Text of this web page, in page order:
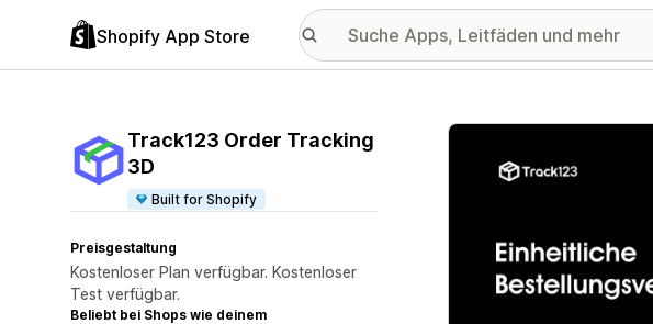
Shopify App Store
Track123 Order Tracking
3D
Built for Shopify
Preisgestaltung
Kostenloser Plan verfügbar. Kostenloser
Test verfügbar.
Beliebt bei Shops wie deinem
Vorgestellte Bildergalerie